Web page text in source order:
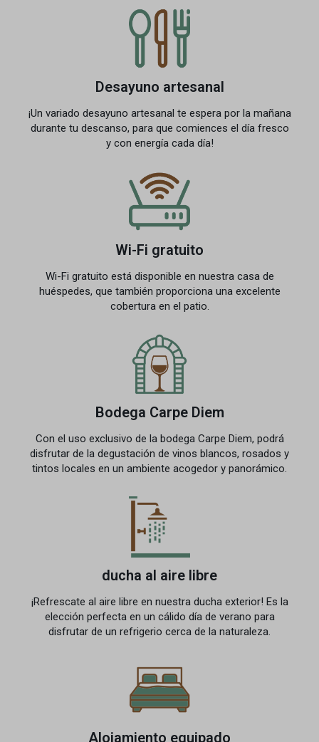
Desayuno artesanal
¡Un variado desayuno artesanal te espera por la mañana
durante tu descanso, para que comiences el día fresco
y con energía cada día!
Wi-Fi gratuito
Wi-Fi gratuito está disponible en nuestra casa de
huéspedes, que también proporciona una excelente
cobertura en el patio.
Bodega Carpe Diem
Con el uso exclusivo de la bodega Carpe Diem, podrá
disfrutar de la degustación de vinos blancos, rosados y
tintos locales en un ambiente acogedor y panorámico.
ducha al aire libre
¡Refrescate al aire libre en nuestra ducha exterior! Es la
elección perfecta en un cálido día de verano para
disfrutar de un refrigerio cerca de la naturaleza.
Alojamiento equipado